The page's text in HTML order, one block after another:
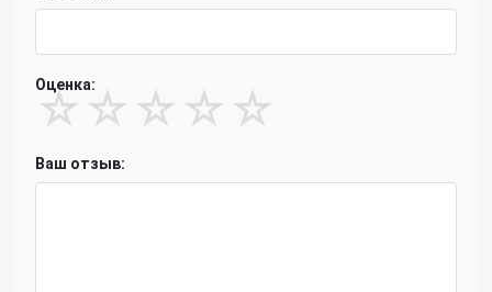
Оценка:
☆ ☆ ☆ ☆ ☆
Ваш отзыв: